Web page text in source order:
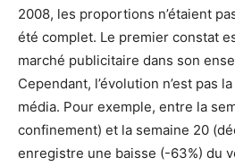
2008, les proportions n’étaient
été complet. Le premier constat
marché publicitaire dans son
Cependant, l’évolution n’est pas
média. Pour exemple, entre la
confinement) et la semaine 20
enregistre une baisse (-63%) du